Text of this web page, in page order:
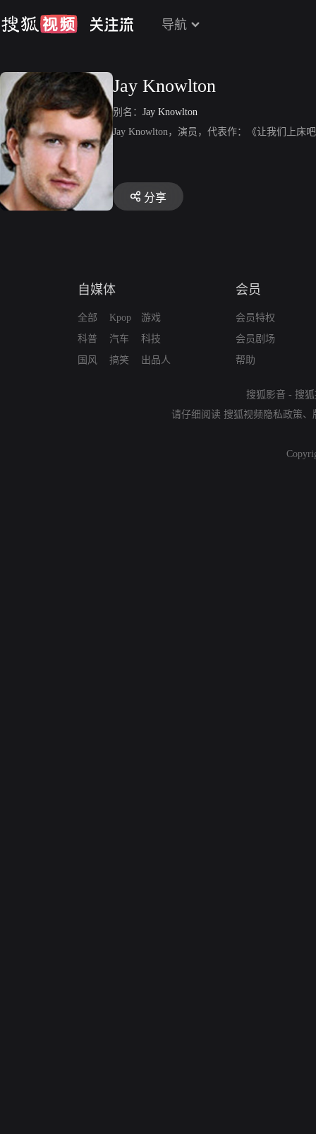
导航
Jay Knowlton
别名： Jay Knowlton
Jay Knowlton，演员，代表作：《让我们上床
分享
自媒体
全部
科普
国风
Kpop
汽车
搞笑
游戏
科技
出品人
会员
会员特权
会员剧场
帮助
搜狐影音 - 搜
请仔细阅读 搜狐视频隐私政策、